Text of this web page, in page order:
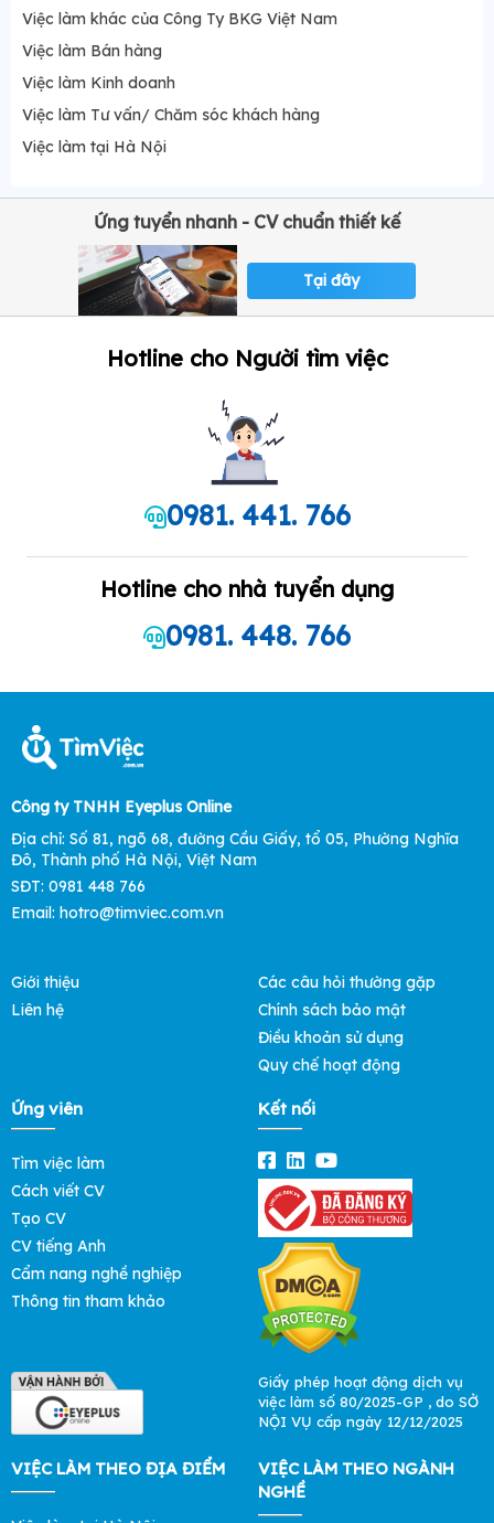
Việc làm khác của Công Ty BKG Việt Nam
Việc làm Bán hàng
Việc làm Kinh doanh
Việc làm Tư vấn/ Chăm sóc khách hàng
Việc làm tại Hà Nội
Ứng tuyển nhanh - CV chuẩn thiết kế
Tại đây
Hotline cho Người tìm việc
0981. 441. 766
Hotline cho nhà tuyển dụng
0981. 448. 766
Công ty TNHH Eyeplus Online
Địa chỉ: Số 81, ngõ 68, đường Cầu Giấy, tổ 05, Phường Nghĩa
Đô, Thành phố Hà Nội, Việt Nam
SĐT: 0981 448 766
Email: hotro@timviec.com.vn
Giới thiệu
Liên hệ
Các câu hỏi thường gặp
Chính sách bảo mật
Điều khoản sử dụng
Quy chế hoạt động
Ứng viên
Tìm việc làm
Cách viết CV
Tạo CV
CV tiếng Anh
Cẩm nang nghề nghiệp
Thông tin tham khảo
Kết nối
Giấy phép hoạt động dịch vụ
việc làm số 80/2025-GP , do SỞ
NỘI VỤ cấp ngày 12/12/2025
VIỆC LÀM THEO ĐỊA ĐIỂM
VIỆC LÀM THEO NGÀNH
NGHỀ